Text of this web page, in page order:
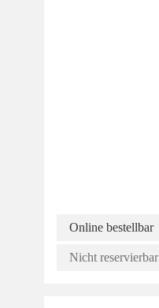
Online bestellbar
Nicht reservierbar